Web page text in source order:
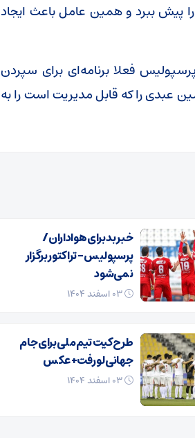
پیش ببرد و همین عامل باعث ایجاد
فعلا برنامه‌ای برای سپردن
را که قابل مدیریت است را به
خبر بد برای هواداران /
پرسپولیس – تراکتور برگزار
نمی‌شود
۰۳ اسفند ۱۴۰۴
طرح کیت تیم ملی برای جام
جهانی لو رفت+ عکس
۰۳ اسفند ۱۴۰۴